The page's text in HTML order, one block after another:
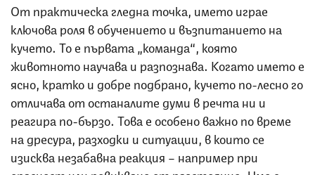
От практическа гледна точка, името играе
ключова роля в обучението и възпитанието на
кучето. То е първата „команда“, която
животното научава и разпознава. Когато името е
ясно, кратко и добре подбрано, кучето по-лесно го
отличава от останалите думи в речта ни и
реагира по-бързо. Това е особено важно по време
на дресура, разходки и ситуации, в които се
изисква незабавна реакция – например при